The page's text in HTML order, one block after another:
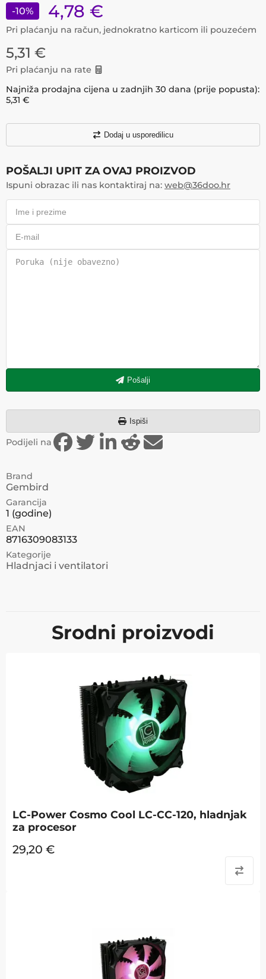
-10% 4,78 €
Pri plaćanju na račun, jednokratno karticom ili pouzećem
5,31 €
Pri plaćanju na rate
Najniža prodajna cijena u zadnjih 30 dana (prije popusta):
5,31 €
Dodaj u usporedilicu
POŠALJI UPIT ZA OVAJ PROIZVOD
Ispuni obrazac ili nas kontaktiraj na: web@36doo.hr
Pošalji
Ispiši
Podijeli na
Brand
Gembird
Garancija
1 (godine)
EAN
8716309083133
Kategorije
Hladnjaci i ventilatori
Srodni proizvodi
LC-Power Cosmo Cool LC-CC-120, hladnjak
za procesor
29,20 €